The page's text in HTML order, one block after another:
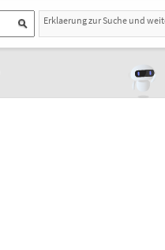
Erklaerung zur Suche und